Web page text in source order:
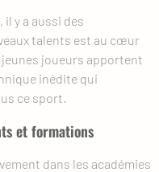
y a aussi des
talents est au cœur
joueurs apportent
inédite qui
ce sport.
et formations
dans les académies